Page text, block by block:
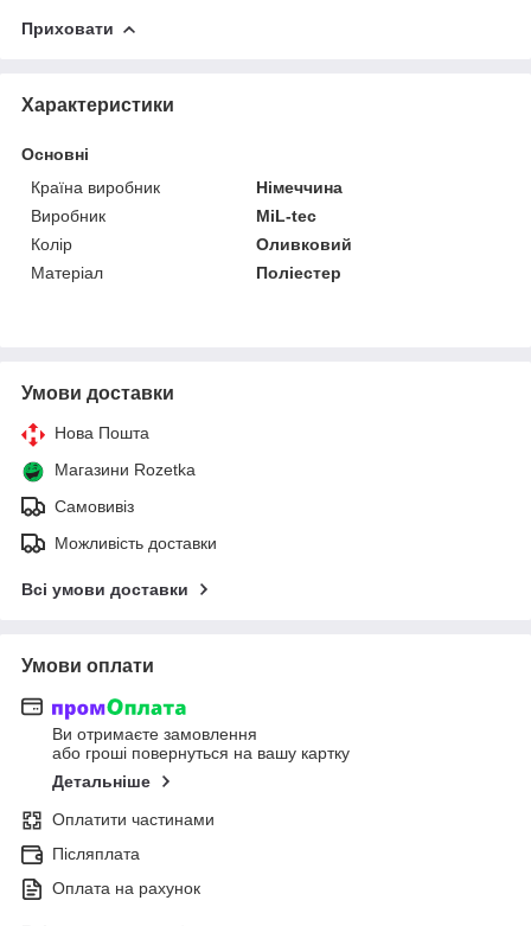
Приховати
Характеристики
Основні
Країна виробник
Німеччина
Виробник
MiL-tec
Колір
Оливковий
Матеріал
Поліестер
Умови доставки
Нова Пошта
Магазини Rozetka
Самовивіз
Можливість доставки
Всі умови доставки
Умови оплати
Ви отримаєте замовлення
або гроші повернуться на вашу картку
Детальніше
Оплатити частинами
Післяплата
Оплата на рахунок